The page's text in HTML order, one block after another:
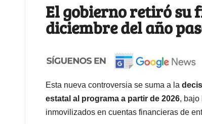
El gobierno retiró su
diciembre del año
Esta nueva controversia se suma a la
estatal al programa a partir de 2026, bajo
inmovilizados en cuentas financieras de